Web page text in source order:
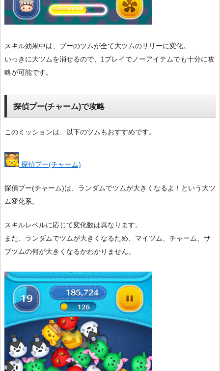
スキル効果中は、ブーのツムが全て大ツムのサリーに変化。
いっきに大ツムを消せるので、1プレイでノーアイテムでも十分に攻
略が可能です。
探偵プー(チャーム)で攻略
このミッションは、以下のツムもおすすめです。
探偵プー(チャーム)
探偵プー(チャーム)は、ランダムでツムが大きくなるよ！という大ツ
ム変化系。
スキルレベルに応じて変化数は異なります。
また、ランダムでツムが大きくなるため、マイツム、チャーム、サ
ブツムの何が大きくなるかわかりません。